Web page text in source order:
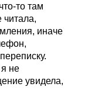
то там
иначе
не
увидела,